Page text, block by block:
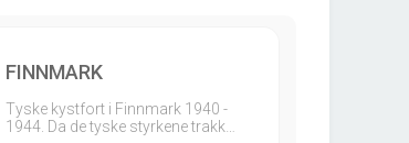
FINNMARK
Tyske kystfort i Finnmark 1940 -
1944. Da de tyske styrkene trakk…